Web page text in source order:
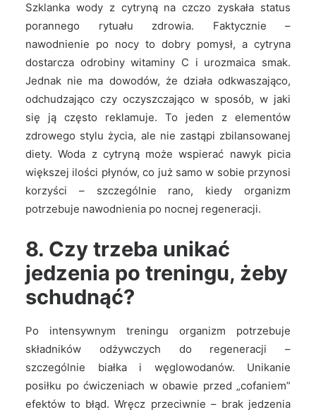
Szklanka wody z cytryną na czczo zyskała status
porannego rytuału zdrowia. Faktycznie –
nawodnienie po nocy to dobry pomysł, a cytryna
dostarcza odrobiny witaminy C i urozmaica smak.
Jednak nie ma dowodów, że działa odkwaszająco,
odchudzająco czy oczyszczająco w sposób, w jaki
się ją często reklamuje. To jeden z elementów
zdrowego stylu życia, ale nie zastąpi zbilansowanej
diety. Woda z cytryną może wspierać nawyk picia
większej ilości płynów, co już samo w sobie przynosi
korzyści – szczególnie rano, kiedy organizm
potrzebuje nawodnienia po nocnej regeneracji.
8. Czy trzeba unikać
jedzenia po treningu, żeby
schudnąć?
Po intensywnym treningu organizm potrzebuje
składników odżywczych do regeneracji –
szczególnie białka i węglowodanów. Unikanie
posiłku po ćwiczeniach w obawie przed „cofaniem”
efektów to błąd. Wręcz przeciwnie – brak jedzenia